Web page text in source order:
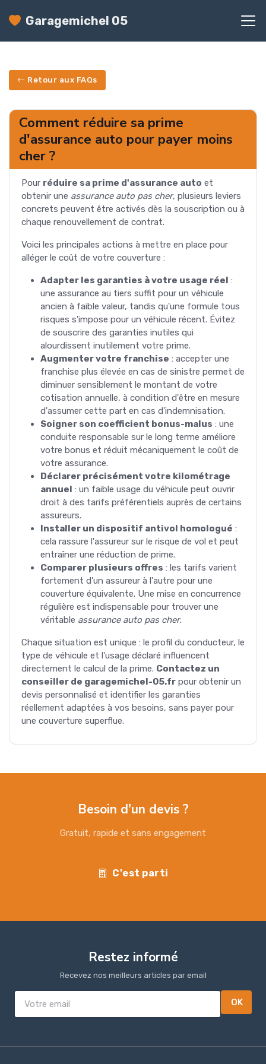
Garagemichel 05
Retour aux FAQs
Comment réduire sa prime
d'assurance auto pour payer moins
cher ?
Pour réduire sa prime d'assurance auto et
obtenir une assurance auto pas cher, plusieurs leviers
concrets peuvent être activés dès la souscription ou à
chaque renouvellement de contrat.
Voici les principales actions à mettre en place pour
alléger le coût de votre couverture :
Adapter les garanties à votre usage réel :
une assurance au tiers suffit pour un véhicule
ancien à faible valeur, tandis qu'une formule tous
risques s'impose pour un véhicule récent. Évitez
de souscrire des garanties inutiles qui
alourdissent inutilement votre prime.
Augmenter votre franchise : accepter une
franchise plus élevée en cas de sinistre permet de
diminuer sensiblement le montant de votre
cotisation annuelle, à condition d'être en mesure
d'assumer cette part en cas d'indemnisation.
Soigner son coefficient bonus-malus : une
conduite responsable sur le long terme améliore
votre bonus et réduit mécaniquement le coût de
votre assurance.
Déclarer précisément votre kilométrage
annuel : un faible usage du véhicule peut ouvrir
droit à des tarifs préférentiels auprès de certains
assureurs.
Installer un dispositif antivol homologué :
cela rassure l'assureur sur le risque de vol et peut
entraîner une réduction de prime.
Comparer plusieurs offres : les tarifs varient
fortement d'un assureur à l'autre pour une
couverture équivalente. Une mise en concurrence
régulière est indispensable pour trouver une
véritable assurance auto pas cher.
Chaque situation est unique : le profil du conducteur, le
type de véhicule et l'usage déclaré influencent
directement le calcul de la prime. Contactez un
conseiller de garagemichel-05.fr pour obtenir un
devis personnalisé et identifier les garanties
réellement adaptées à vos besoins, sans payer pour
une couverture superflue.
Besoin d'un devis ?
Gratuit, rapide et sans engagement
C'est parti
Restez informé
Recevez nos meilleurs articles par email
OK